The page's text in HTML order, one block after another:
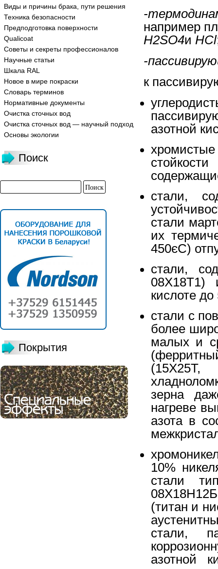
Виды и причины брака, пути решения
Техника безопасности
Предподготовка поверхности
Qualicoat
Советы и секреты профессионалов
Научные статьи
Шкала RAL
Новое в мире покраски
Словарь терминов
Нормативные документы
Очистка сточных вод
Очистка сточных вод — научный подход
Основы экологии
Поиск
Покрытия
-
например
H2SO4и HCl
-
к
азотной
хромистые
стали,
стали
их
450єС)
стали,
08Х18Т1)
кислоте
стали с
более
малых и
зерна
нагреве
азота в
10%
стали
(титан и
стали,
азотной